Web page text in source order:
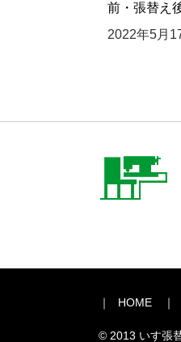
前・張替え
2022年5月
HOME
© 2013 いす張